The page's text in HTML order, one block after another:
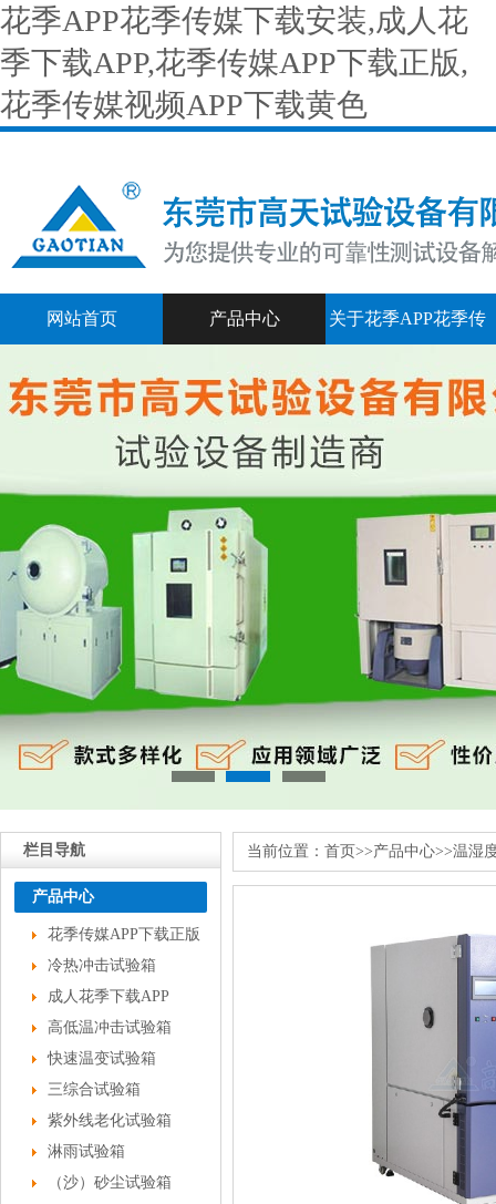
花季APP花季传媒下载安装,成人花
季下载APP,花季传媒APP下载正版,
花季传媒视频APP下载黄色
网站首页 产品中心 关于花季APP花季传
栏目导航
产品中心
花季传媒APP下载正版
冷热冲击试验箱
成人花季下载APP
高低温冲击试验箱
快速温变试验箱
三综合试验箱
紫外线老化试验箱
淋雨试验箱
（沙）砂尘试验箱
当前位置： 首页>>产品中心>>温湿